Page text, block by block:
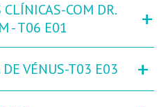
COM DR.
- T06 E01
+
VÉNUS-T03 E03 +